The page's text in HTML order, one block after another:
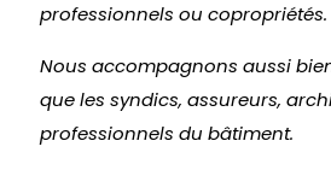
professionnels ou copropriétés.
Nous accompagnons aussi
que les syndics, assureurs,
professionnels du bâtiment.